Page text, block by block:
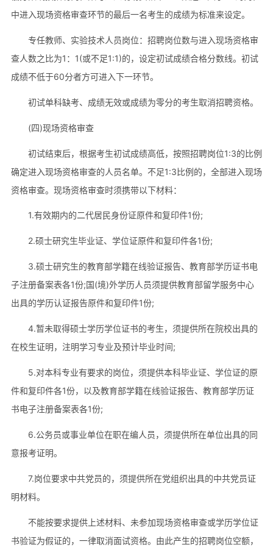
中进入现场资格审查环节的最后一名考生的成绩为标准来设定。
专任教师、实验技术人员岗位：招聘岗位数与进入现场资格审
查人数之比为1：1(或不足1:1)的，设定初试成绩合格分数线。初试
成绩不低于60分者方可进入下一环节。
初试单科缺考、成绩无效或成绩为零分的考生取消招聘资格。
(四)现场资格审查
初试结束后，根据考生初试成绩高低，按照招聘岗位1:3的比例
确定进入现场资格审查的人员名单。不足1:3比例的，全部进入现场
资格审查。现场资格审查时须携带以下材料：
1.有效期内的二代居民身份证原件和复印件1份;
2.硕士研究生毕业证、学位证原件和复印件各1份;
3.硕士研究生的教育部学籍在线验证报告、教育部学历证书电
子注册备案表各1份;国(境)外学历人员须提供教育部留学服务中心
出具的学历认证报告原件和复印件1份;
4.暂未取得硕士学历学位证书的考生，须提供所在院校出具的
在校生证明，注明学习专业及预计毕业时间;
5.对本科专业有要求的岗位，须提供本科毕业证、学位证的原
件和复印件各1份，以及教育部学籍在线验证报告、教育部学历证
书电子注册备案表各1份;
6.公务员或事业单位在职在编人员，须提供所在单位出具的同
意报考证明。
7.岗位要求中共党员的，须提供所在党组织出具的中共党员证
明材料。
不能按要求提供上述材料、未参加现场资格审查或学历学位证
书验证为假证的，一律取消面试资格。由此产生的招聘岗位空额，